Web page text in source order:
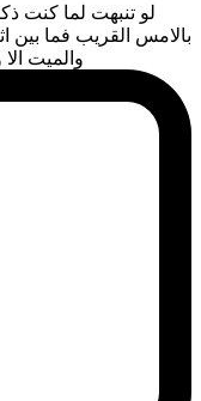
لو تنبهت لما كنت
بالامس القريب فما بين
والميت